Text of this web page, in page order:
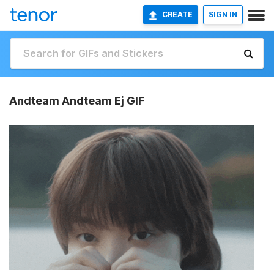
CREATE SIGN IN
Andteam Andteam Ej GIF